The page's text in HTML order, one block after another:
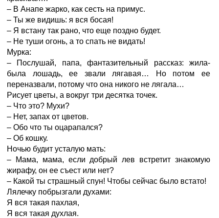
– В Анапе жарко, как сесть на примус.
– Ты же видишь: я вся босая!
– Я встану так рано, что еще поздно будет.
– Не туши огонь, а то спать не видать!
Мурка:
– Послушай, папа, фантазительный рассказ: жила-
была лошадь, ее звали лягавая… Но потом ее
переназвали, потому что она никого не лягала…
Рисует цветы, а вокруг три десятка точек.
– Что это? Мухи?
– Нет, запах от цветов.
– Обо что ты оцарапался?
– Об кошку.
Ночью будит усталую мать:
– Мама, мама, если добрый лев встретит знакомую
жирафу, он ее съест или нет?
– Какой ты страшный спун! Чтобы сейчас было встато!
Лялечку побрызгали духами:
Я вся такая пахлая,
Я вся такая духлая.